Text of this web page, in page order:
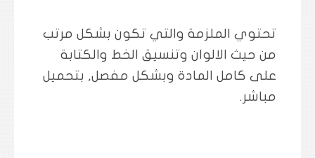
تحتوي الملزمة والتي تكون بشكل مرتب
من حيث الالوان وتنسيق الخط والكتابة
على كامل المادة وبشكل مفصل, بتحميل
مباشر.